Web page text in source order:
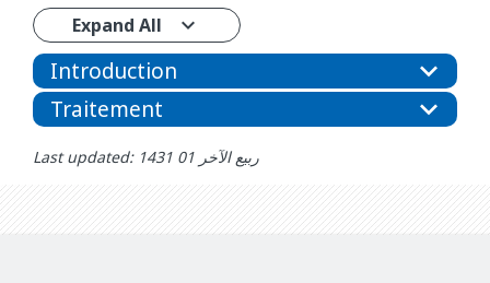
Expand All
Introduction
Traitement
Last updated: ربيع الآخر 01 1431